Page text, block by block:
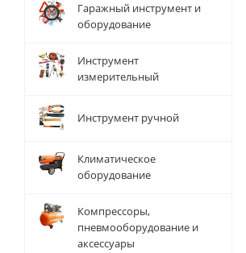
Гаражный инструмент и
оборудование
Инструмент
измерительный
Инструмент ручной
Климатическое
оборудование
Компрессоры,
пневмооборудование и
аксессуары